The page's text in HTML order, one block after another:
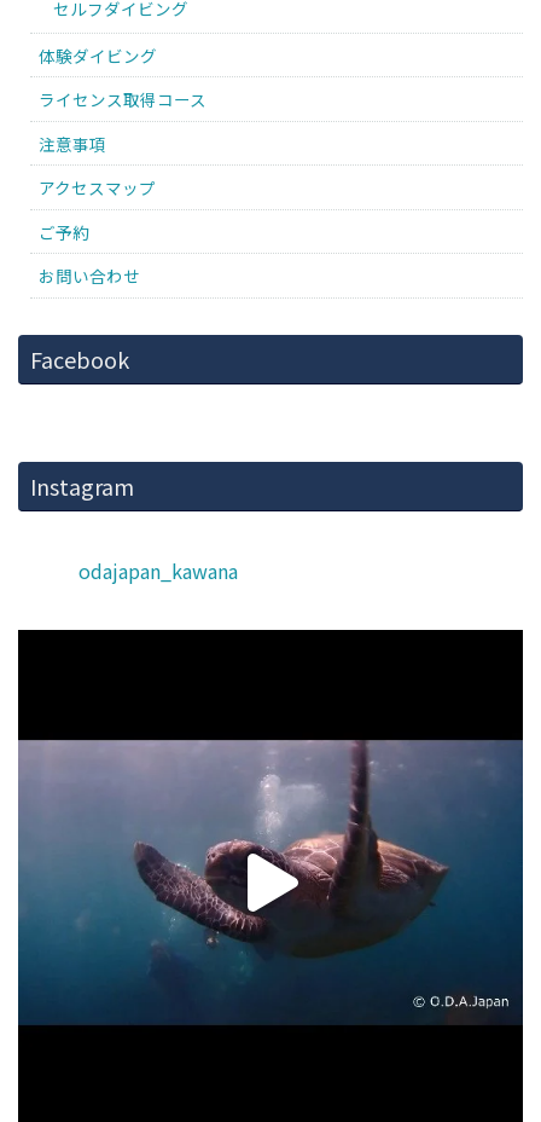
セルフダイビング
体験ダイビング
ライセンス取得コース
注意事項
アクセスマップ
ご予約
お問い合わせ
Facebook
Instagram
odajapan_kawana